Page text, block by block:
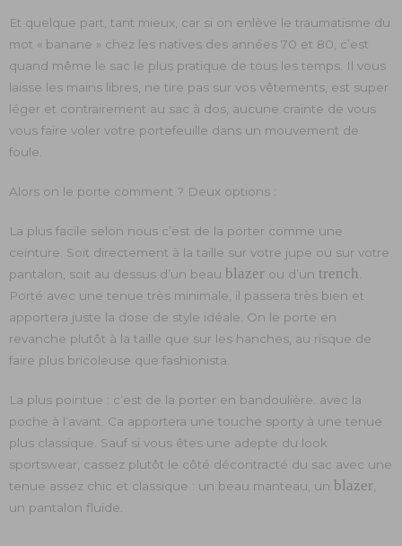
Et quelque part, tant mieux, car si on enlève le traumatisme du
mot « banane » chez les natives des années 70 et 80, c’est
quand même le sac le plus pratique de tous les temps. Il vous
laisse les mains libres, ne tire pas sur vos vêtements, est super
léger et contrairement au sac à dos, aucune crainte de vous
vous faire voler votre portefeuille dans un mouvement de
foule.
Alors on le porte comment ? Deux options :
La plus facile selon nous c’est de la porter comme une
ceinture. Soit directement à la taille sur votre jupe ou sur votre
pantalon, soit au dessus d’un beau blazer ou d’un trench
Porté avec une tenue très minimale, il passera très bien et
apportera juste la dose de style idéale. On le porte en
revanche plutôt à la taille que sur les hanches, au risque de
faire plus bricoleuse que fashionista.
La plus pointue : c’est de la porter en bandoulière. avec la
poche à l’avant. Ca apportera une touche sporty à une tenue
plus classique. Sauf si vous êtes une adepte du look
sportswear, cassez plutôt le côté décontracté du sac avec une
tenue assez chic et classique : un beau manteau, un blazer
un pantalon fluide.